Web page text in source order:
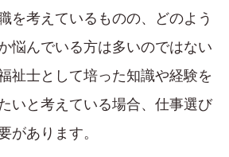
を考えているものの、どのよう
悩んでいる方は多いのではない
祉士として培った知識や経験を
いと考えている場合、仕事選び
があります。